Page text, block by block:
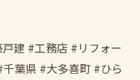
建 #工務店 #リフォー
葉県 #大多喜町 #ひら